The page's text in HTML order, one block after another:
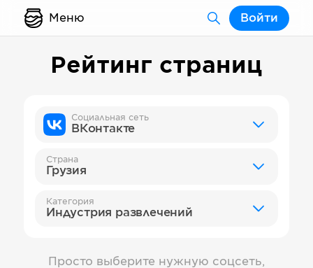
Меню Войти
Рейтинг страниц
Социальная сеть
ВКонтакте
Страна
Грузия
Категория
Индустрия развлечений
Просто выберите нужную соцсеть,